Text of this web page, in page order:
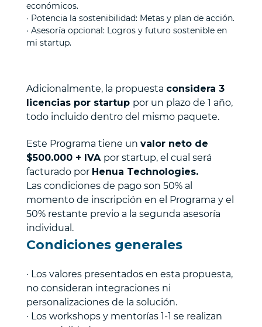
económicos.
· Potencia la sostenibilidad: Metas y plan de acción.
· Asesoría opcional: Logros y futuro sostenible en
mi startup.
Adicionalmente, la propuesta considera 3
licencias por startup por un plazo de 1 año,
todo incluido dentro del mismo paquete.
Este Programa tiene un valor neto de
$500.000 + IVA por startup, el cual será
facturado por Henua Technologies.
Las condiciones de pago son 50% al
momento de inscripción en el Programa y el
50% restante previo a la segunda asesoría
individual.
Condiciones generales
· Los valores presentados en esta propuesta,
no consideran integraciones ni
personalizaciones de la solución.
· Los workshops y mentorías 1-1 se realizan